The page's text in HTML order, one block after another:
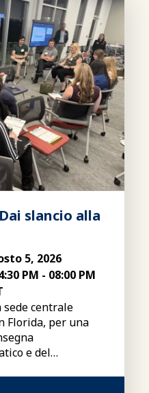
slancio alla
5, 2026
PM - 08:00 PM
centrale
Florida, per una
e del